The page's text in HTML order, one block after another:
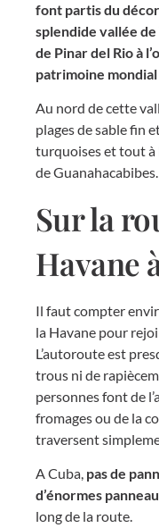
font partis du
splendide vallée
de Pinar del Rio à
patrimoine mondial
Au nord de cette
plages de sable fin
turquoises et tout à
de Guanahacabibes.
Sur la
Havane
Il faut compter
la Havane pour
L’autoroute est
trous ni de
personnes font de
fromages ou de la
traversent
A Cuba, pas de
d’énormes
long de la route.